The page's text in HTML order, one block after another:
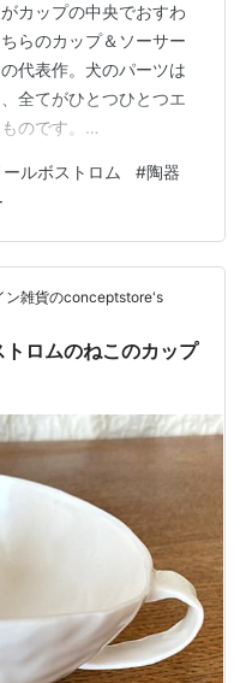
カップの中央でおすわ
らのカップ＆ソーサー
代表作。犬のパーツは
全てがひとつひとつエ
のです。
のカップ＆ソーサー。
わり小さいサイズで
れる猫。どのパーツも
手づくりだからこその
です。 store.shop…
ルボストロム #陶器
ン雑貨のconceptstore's
ロムのねこのカップ